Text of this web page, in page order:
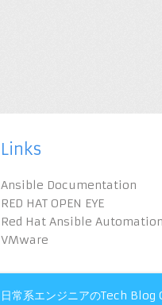
Links
Ansible Documentation
RED HAT OPEN EYE
Red Hat Ansible Automation
VMware
日常系エンジニアのTech Blog